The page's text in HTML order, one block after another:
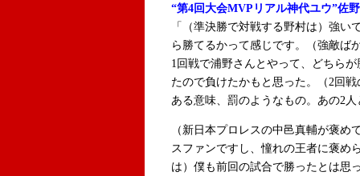
“第4回大会MVPリアル神代ユウ”佐
「（準決勝で対戦する野村は）強
ら勝てるかって感じです。（強敵ば
1回戦で浦野さんとやって、どちら
たので負けたかもと思った。（2回
ある意味、罰のようなもの。あの2
（新日本プロレスの中邑真輔が褒
スファンですし、憧れの王者に褒め
は）僕も前回の試合で勝ったとは思